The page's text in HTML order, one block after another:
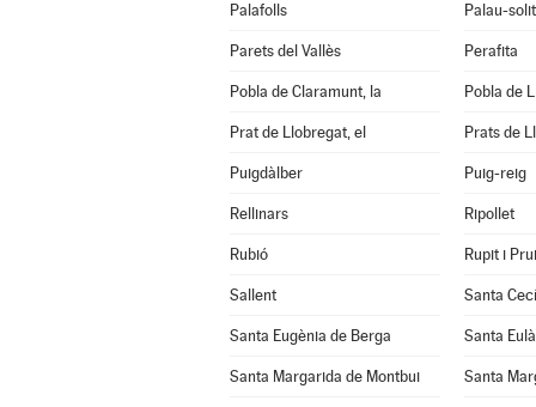
Palafolls Palau-
Parets del Vallès Perafita
Pobla de Claramunt, la Pobla de
Prat de Llobregat, el Prats de
Puigdàlber Puig-reig
Rellinars Ripollet
Rubió Rupit i
Sallent Santa
Santa Eugènia de Berga Santa
Santa Margarida de Montbui Santa